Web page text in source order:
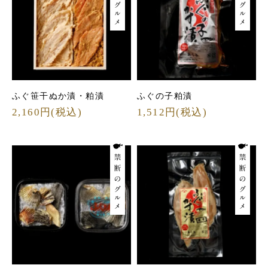
ふぐ笹干ぬか漬・粕漬
2,160円(税込)
ふぐの子粕漬
1,512円(税込)